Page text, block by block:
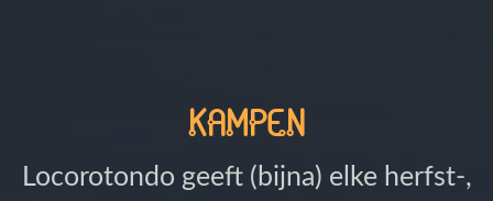
KAMPEN
Locorotondo geeft (bijna) elke herfst-,